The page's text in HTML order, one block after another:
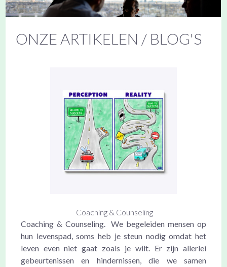
ONZE ARTIKELEN / BLOG'S
Coaching & Counseling
Coaching & Counseling. We begeleiden mensen op
hun levenspad, soms heb je steun nodig omdat het
leven even niet gaat zoals je wilt. Er zijn allerlei
gebeurtenissen en hindernissen, die we samen